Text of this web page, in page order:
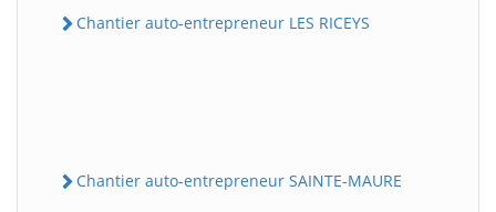
Chantier auto-entrepreneur LES RICEYS
Chantier auto-entrepreneur SAINTE-MAURE